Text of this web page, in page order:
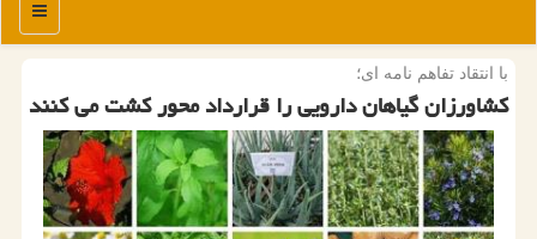
منو
با انتقاد تفاهم نامه ای؛
كشاورزان گیاهان دارویی را قرارداد محور كشت می كنند